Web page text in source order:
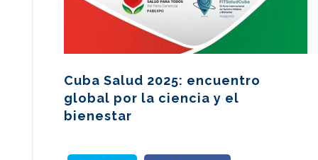
Cuba Salud 2025: encuentro
global por la ciencia y el
bienestar